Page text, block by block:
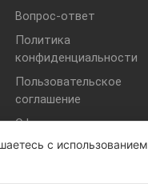
Вопрос-ответ
Политика
конфиденциальности
Пользовательское
соглашение
Офертка
с